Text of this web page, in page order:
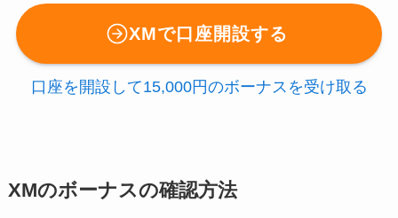
XMで口座開設する
口座を開設して15,000円のボーナスを受け取る
XMのボーナスの確認方法